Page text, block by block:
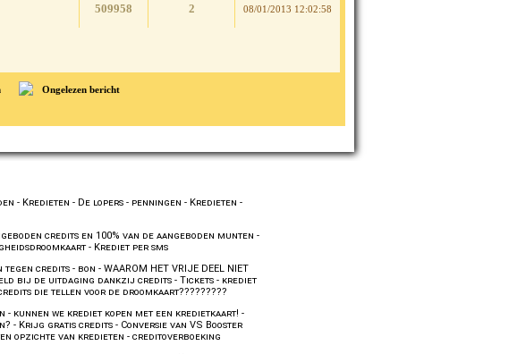
509958 2 08/01/2013 12:02:58
Ongelezen bericht
- Kredieten - De lopers - penningen - Kredieten -
credits en 100% van de aangeboden munten -
- Krediet per sms
tegen credits- bon - WAAROM HET VRIJE DEEL NIET
bij de uitdaging dankzij credits- Tickets- krediet
die tellen voor de droomkaart?????????
- kunnen we krediet kopen met een kredietkaart! -
- Krijg gratis credits- Conversie van VS Booster
opzichte van kredieten - creditoverboeking